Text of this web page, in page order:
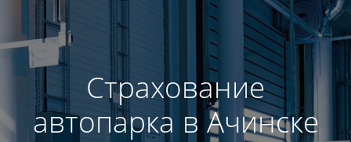
Страхование
автопарка в Ачинске